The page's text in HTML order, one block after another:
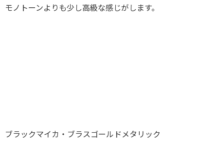
モノトーンよりも少し高級な感じがします。
ブラックマイカ・ブラスゴールドメタリック